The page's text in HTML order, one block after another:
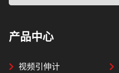
产品中心
视频引伸计